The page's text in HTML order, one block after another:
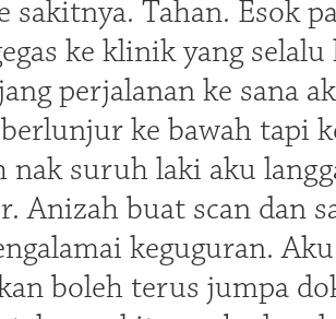
sakitnya. Tahan. Esok
ke klinik yang
perjalanan ke sana
ke bawah tapi
nak suruh laki aku
Anizah buat scan dan
keguguran.
boleh terus jumpa